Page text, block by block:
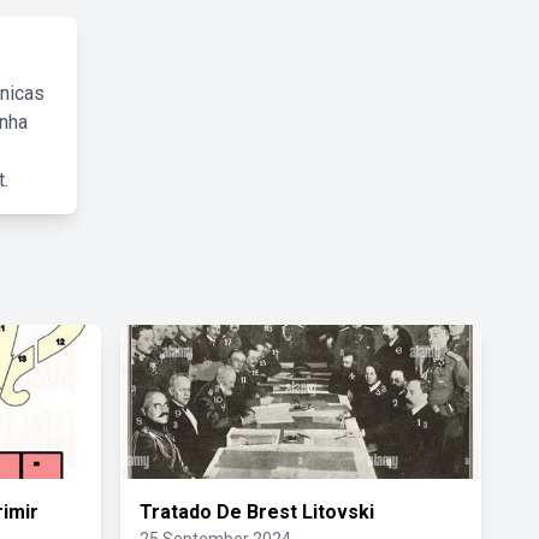
Tratado De Brest Litovski